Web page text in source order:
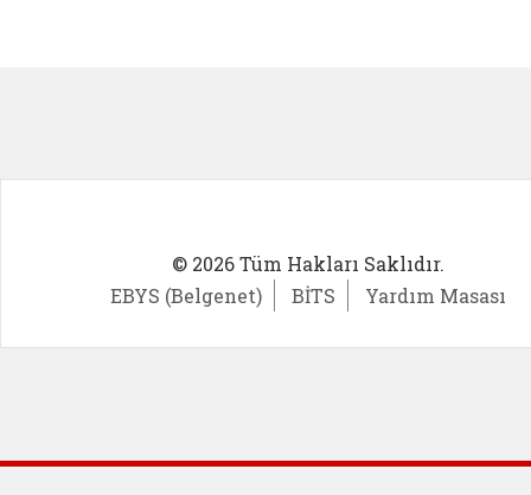
© 2026 Tüm Hakları Saklıdır.
EBYS (Belgenet)
BİTS Yardım Masası